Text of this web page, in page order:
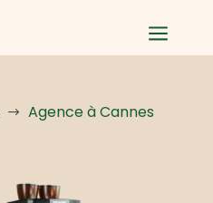
a
$ Agence à Cannes